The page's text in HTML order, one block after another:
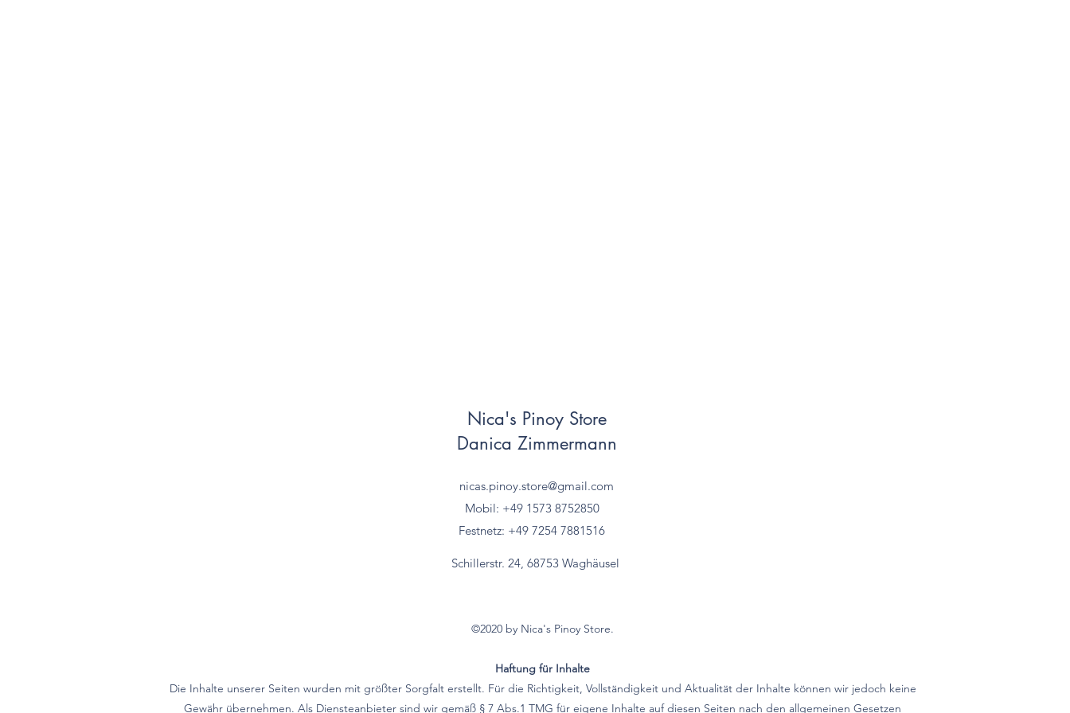
Nica's Pinoy Store
Danica Zimmermann
nicas.pinoy.store@gmail.com
Mobil: +49 1573 8752850
Festnetz: +49 7254 7881516
Schillerstr. 24, 68753 Waghäusel
©2020 by Nica's Pinoy Store.
Haftung für Inhalte
Die Inhalte unserer Seiten wurden mit größter Sorgfalt erstellt. Für die Richtigkeit, Vollständigkeit und Aktualität der Inhalte können wir jedoch keine
Gewähr übernehmen. Als Diensteanbieter sind wir gemäß § 7 Abs.1 TMG für eigene Inhalte auf diesen Seiten nach den allgemeinen Gesetzen